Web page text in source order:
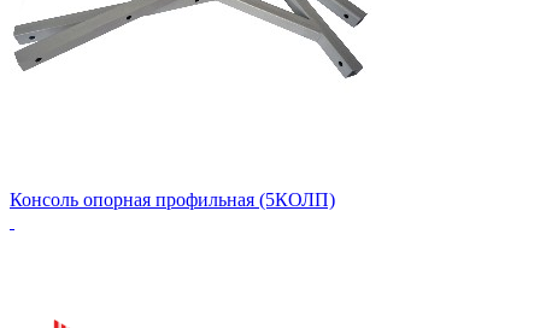
Консоль опорная профильная (5КОЛП)